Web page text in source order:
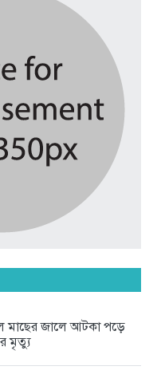
আপনার হৃদরোগের...
ঘেরাও করতে গেল ১১...
নির্বাচন ২০ আগস্ট
পাটের ভরা মৌসুম, ব্যস্ত...
জন্য আল্লাহর কৃতজ্ঞতা
জেলা তালামীযের
মাছের জালে আটকা পড়ে
মৃত্যু